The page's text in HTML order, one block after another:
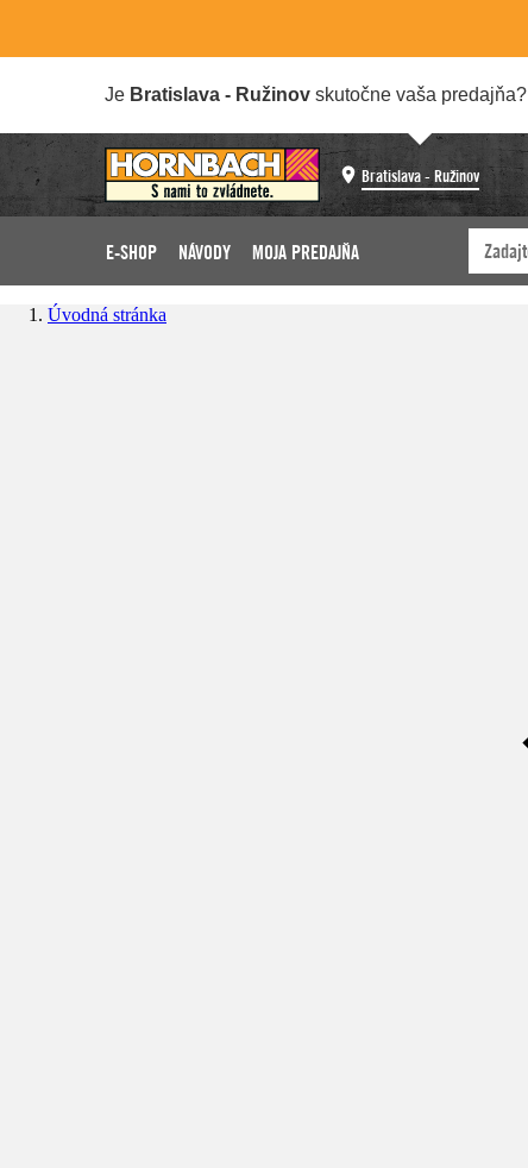
Je Bratislava - Ružinov skutočne vaša predajňa?
Bratislava - Ružinov
E-SHOP NÁVODY MOJA PREDAJŇA
Úvodná stránka